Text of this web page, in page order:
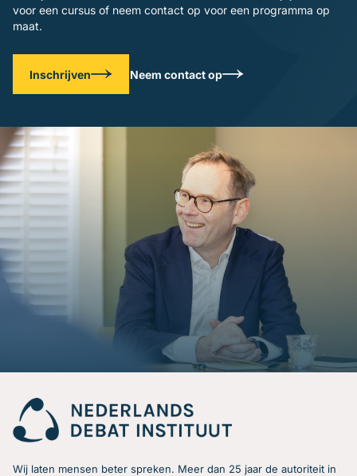
voor een cursus of neem contact op voor een programma op
maat.
Inschrijven Neem contact op
Wij laten mensen beter spreken. Meer dan 25 jaar de autoriteit in